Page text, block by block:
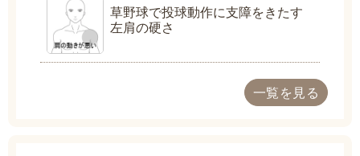
草野球で投球動作に支障をきたす
左肩の硬さ
一覧を見る